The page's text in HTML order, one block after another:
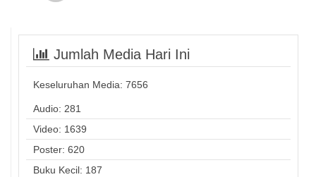
Jumlah Media Hari Ini
Keseluruhan Media: 7656
Audio: 281
Video: 1639
Poster: 620
Buku Kecil: 187